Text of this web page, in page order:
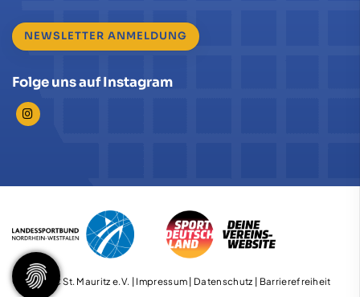
NEWSLETTER ANMELDUNG
Folge uns auf Instagram
© 2026 TC St. Mauritz e.V. | Impressum | Datenschutz | Barrierefreiheit